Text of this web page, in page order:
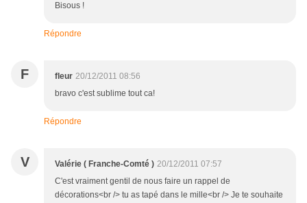
Bisous !
Répondre
F fleur 20/12/2011 08:56
bravo c'est sublime tout ca!
Répondre
V Valérie ( Franche-Comté ) 20/12/2011 07:57
C'est vraiment gentil de nous faire un rappel de
décorations<br /> tu as tapé dans le mille<br /> Je te souhaite